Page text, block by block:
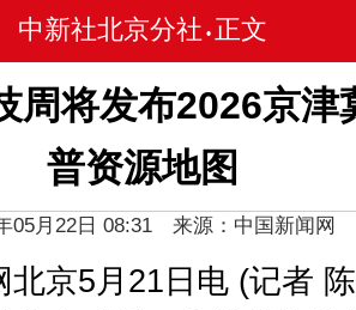
中新社北京分社 • 正文
周将发布2026京津
普资源地图
05月22日 08:31 来源：中国新闻网
京5月21日电 (记者